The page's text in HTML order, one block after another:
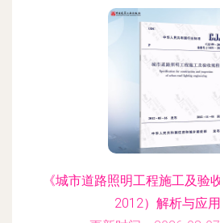
《城市道路照明工程施工及验
2012）解析与应